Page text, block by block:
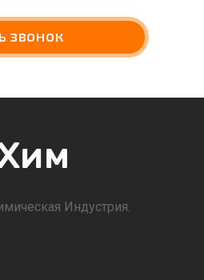
звонок
Индустрия.